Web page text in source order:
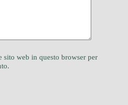
sito web in questo browser per